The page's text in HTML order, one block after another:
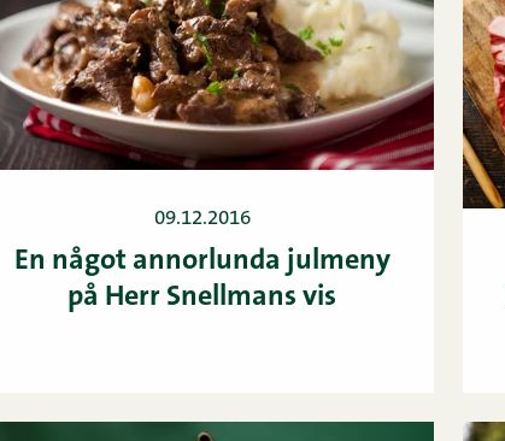
09.12.2016
En något annorlunda julmeny
på Herr Snellmans vis